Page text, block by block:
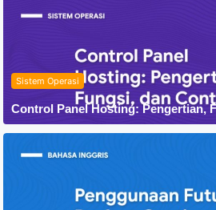
Sistem Operasi
Control Panel Hosting: Pengertian,